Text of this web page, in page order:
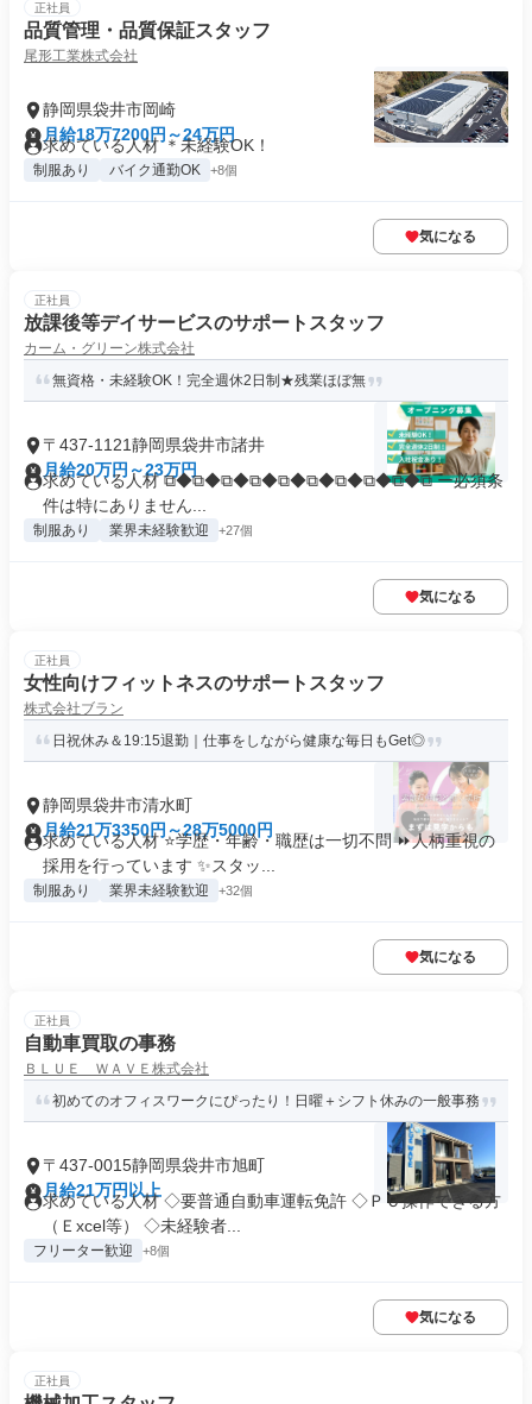
正社員
品質管理・品質保証スタッフ
尾形工業株式会社
静岡県袋井市岡崎
月給18万7200円～24万円
求めている人材 ＊未経験OK！
制服あり バイク通勤OK +8個
気になる
正社員
放課後等デイサービスのサポートスタッフ
カーム・グリーン株式会社
無資格・未経験OK！完全週休2日制★残業ほぼ無
〒437-1121静岡県袋井市諸井
月給20万円～23万円
求めている人材 ⧉◆⧉◆⧉◆⧉◆⧉◆⧉◆⧉◆⧉◆⧉◆⧉ ー必須条
件は特にありません...
制服あり 業界未経験歓迎 +27個
気になる
正社員
女性向けフィットネスのサポートスタッフ
株式会社ブラン
日祝休み＆19:15退勤｜仕事をしながら健康な毎日もGet◎
静岡県袋井市清水町
月給21万3350円～28万5000円
求めている人材 ⭐学歴・年齢・職歴は一切不問 ⏩人柄重視の
採用を行っています ✨スタッ...
制服あり 業界未経験歓迎 +32個
気になる
正社員
自動車買取の事務
ＢＬＵＥ ＷＡＶＥ株式会社
初めてのオフィスワークにぴったり！日曜＋シフト休みの一般事務
〒437-0015静岡県袋井市旭町
月給21万円以上
求めている人材 ◇要普通自動車運転免許 ◇ＰＣ操作できる方
（Ｅxcel等） ◇未経験者...
フリーター歓迎 +8個
気になる
正社員